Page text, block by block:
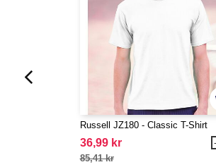
Russell JZ180 - Classic T-Shirt
36,99 kr
85,41 kr